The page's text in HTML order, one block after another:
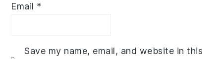
Email *
Save my name, email, and website in this